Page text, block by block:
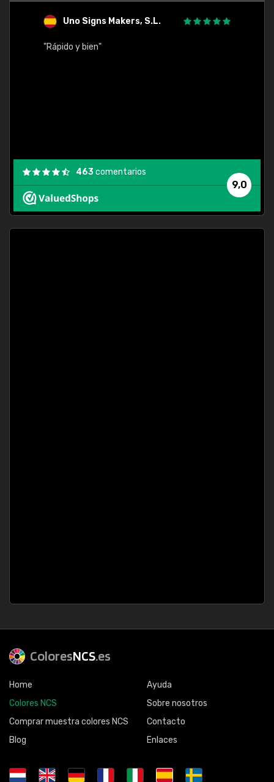
Uno Signs Makers, S.L.
"Rápido y bien"
9,0
463comentarios
ColoresNCS.es
Home
Colores NCS
Comprar muestra colores NCS
Blog
Ayuda
Sobre nosotros
Contacto
Enlaces